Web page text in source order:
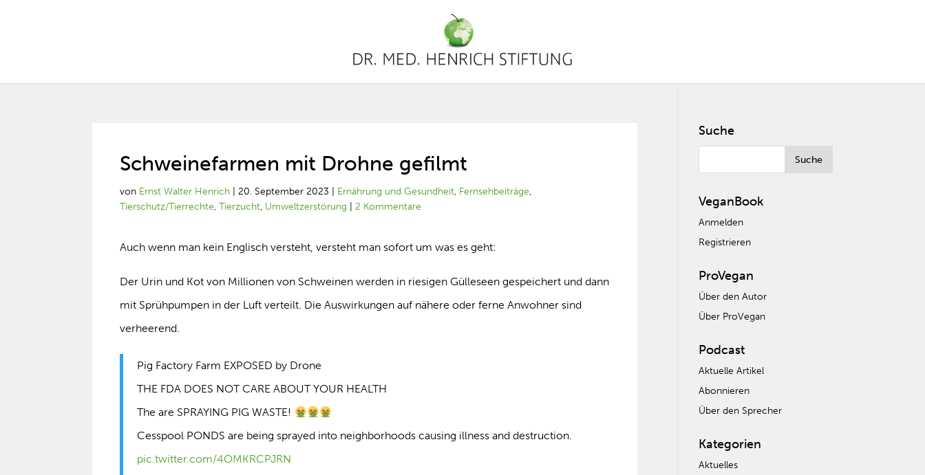
Schweinefarmen mit Drohne gefilmt
von Ernst Walter Henrich |20. September 2023 Ernährung und Gesundheit, Fernsehbeiträge,
Tierschutz/Tierrechte,Tierzucht, Umweltzerstörung |2 Kommentare
Auch wenn man kein Englisch versteht, versteht man sofort um was es geht:
Der Urin und Kot von Millionen von Schweinen werden in riesigen Gülleseen gespeichert und dann
mit Sprühpumpen in der Luft verteilt. Die Auswirkungen auf nähere oder ferne Anwohner sind
verheerend.
Pig Factory Farm EXPOSED by Drone
THE FDA DOES NOT CARE ABOUT YOUR HEALTH
The are SPRAYING PIG WASTE!
Cesspool PONDS are being sprayed into neighborhoods causing illness and destruction.
pic.twitter.com/4OMKRCPJRN
Suche
VeganBook
Anmelden
Registrieren
ProVegan
Über den Autor
Über ProVegan
Podcast
Aktuelle Artikel
Abonnieren
Über den Sprecher
Kategorien
Aktuelles